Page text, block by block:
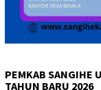
PEMKAB SANGIHE
TAHUN BARU 2026